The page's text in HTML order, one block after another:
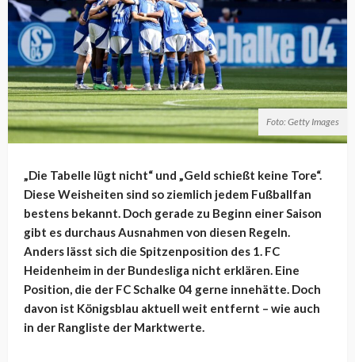
Foto: Getty Images
„Die Tabelle lügt nicht“ und „Geld schießt keine Tore“.
Diese Weisheiten sind so ziemlich jedem Fußballfan
bestens bekannt. Doch gerade zu Beginn einer Saison
gibt es durchaus Ausnahmen von diesen Regeln.
Anders lässt sich die Spitzenposition des 1. FC
Heidenheim in der Bundesliga nicht erklären. Eine
Position, die der FC Schalke 04 gerne innehätte. Doch
davon ist Königsblau aktuell weit entfernt – wie auch
in der Rangliste der Marktwerte.